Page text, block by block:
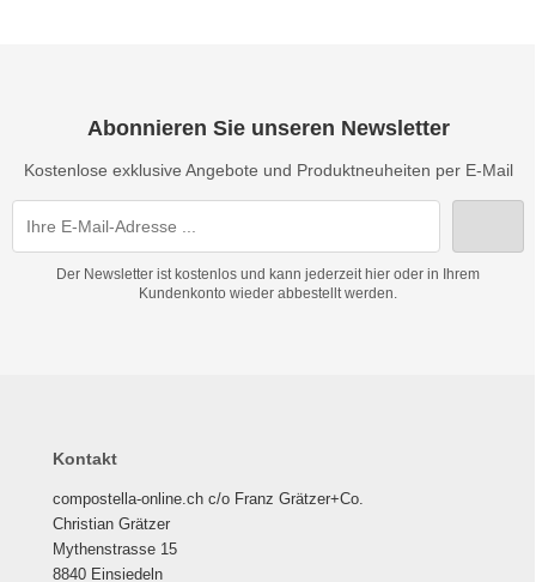
Abonnieren Sie unseren Newsletter
Kostenlose exklusive Angebote und Produktneuheiten per E-Mail
Der Newsletter ist kostenlos und kann jederzeit hier oder in Ihrem
Kundenkonto wieder abbestellt werden.
Kontakt
compostella-online.ch c/o Franz Grätzer+Co.
Christian Grätzer
Mythenstrasse 15
8840 Einsiedeln